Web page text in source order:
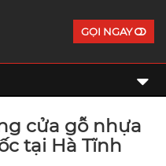
GỌI NGAY
cửa gỗ nhựa
tại Hà Tĩnh